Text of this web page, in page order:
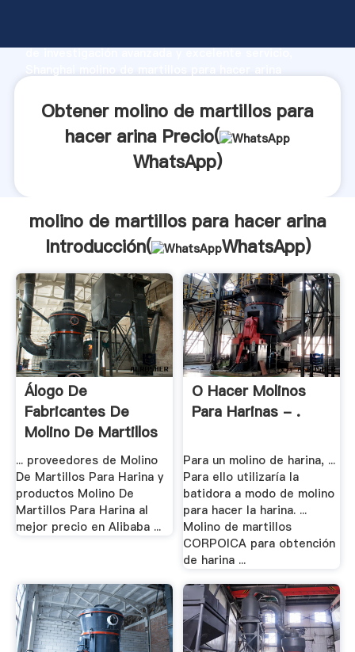
de investigación avanzada y excelente servicio,
clientes.
Obtener molino de martillos para
hacer arina Precio(
WhatsApp)
molino de martillos para hacer arina
Introducción(
WhatsApp)
Álogo De
Fabricantes De
Molino De Martillos
.
... proveedores de Molino
De Martillos Para Harina y
productos Molino De
Martillos Para Harina al
mejor precio en Alibaba ...
O Hacer Molinos
Para Harinas - .
Para un molino de harina, ...
Para ello utilizaría la
batidora a modo de molino
para hacer la harina. ...
Molino de martillos
CORPOICA para obtención
de harina ...